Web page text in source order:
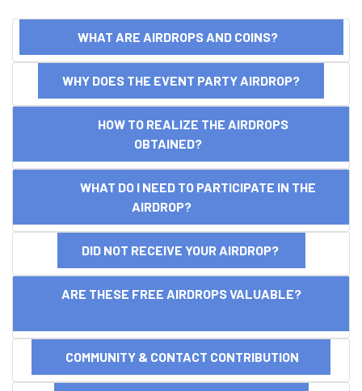
WHAT ARE AIRDROPS AND COINS?
WHY DOES THE EVENT PARTY AIRDROP?
HOW TO REALIZE THE AIRDROPS
OBTAINED?
WHAT DO I NEED TO PARTICIPATE IN THE
AIRDROP?
DID NOT RECEIVE YOUR AIRDROP?
ARE THESE FREE AIRDROPS VALUABLE?
COMMUNITY & CONTACT CONTRIBUTION